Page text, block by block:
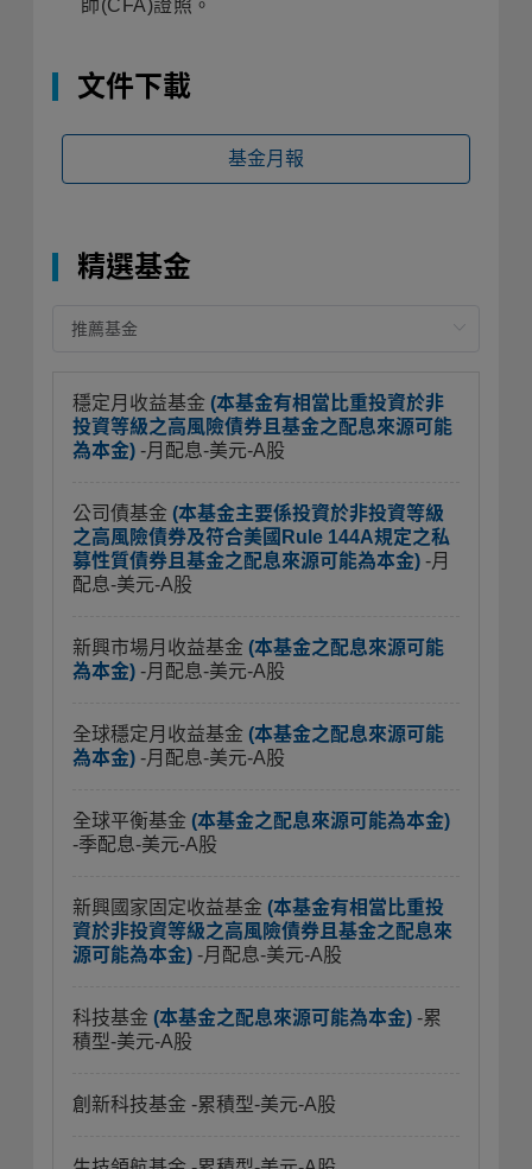
師(CFA)證照。
文件下載
基金月報
精選基金
穩定月收益基金 (本基金有相當比重投資於非
投資等級之高風險債券且基金之配息來源可能
為本金) -月配息-美元-A股
公司債基金 (本基金主要係投資於非投資等級
之高風險債券及符合美國Rule 144A規定之私
募性質債券且基金之配息來源可能為本金) -月
配息-美元-A股
新興市場月收益基金 (本基金之配息來源可能
為本金) -月配息-美元-A股
全球穩定月收益基金 (本基金之配息來源可能
為本金) -月配息-美元-A股
全球平衡基金 (本基金之配息來源可能為本金)
-季配息-美元-A股
新興國家固定收益基金 (本基金有相當比重投
資於非投資等級之高風險債券且基金之配息來
源可能為本金) -月配息-美元-A股
科技基金 (本基金之配息來源可能為本金) -累
積型-美元-A股
創新科技基金 -累積型-美元-A股